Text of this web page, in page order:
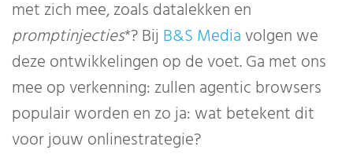
met zich mee, zoals datalekken en
promptinjecties*? Bij B&S Mediavolgen we
deze ontwikkelingen op de voet. Ga met ons
mee op verkenning: zullen agentic browsers
populair worden en zo ja: wat betekent dit
voor jouw onlinestrategie?